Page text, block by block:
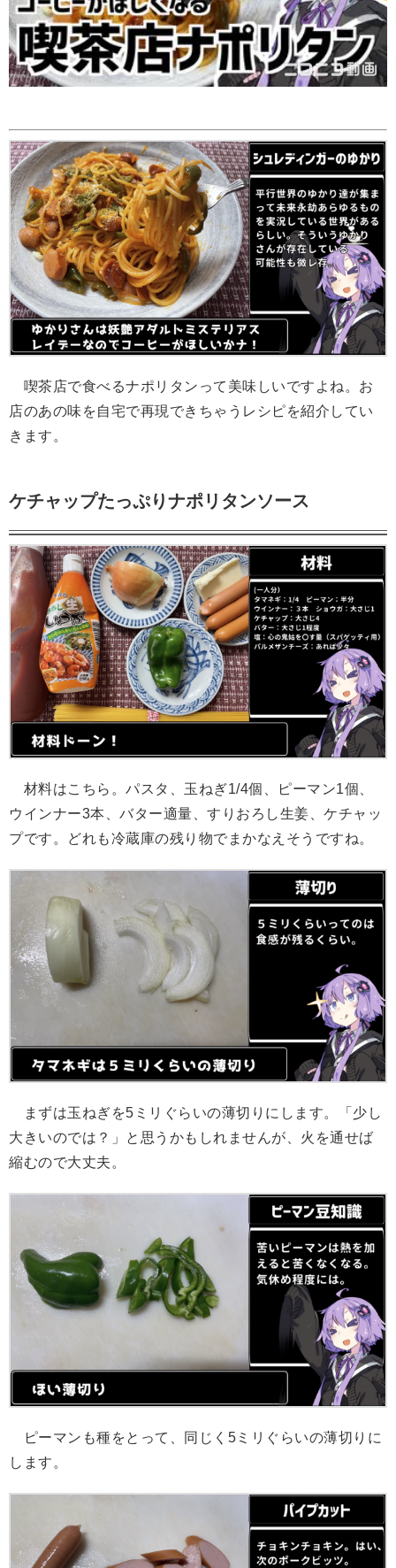
喫茶店で食べるナポリタンって美味しいですよね。お
店のあの味を自宅で再現できちゃうレシピを紹介してい
きます。
ケチャップたっぷりナポリタンソース
材料はこちら。パスタ、玉ねぎ1/4個、ピーマン1個、
ウインナー3本、バター適量、すりおろし生姜、ケチャッ
プです。どれも冷蔵庫の残り物でまかなえそうですね。
まずは玉ねぎを5ミリぐらいの薄切りにします。「少し
大きいのでは？」と思うかもしれませんが、火を通せば
縮むので大丈夫。
ピーマンも種をとって、同じく5ミリぐらいの薄切りに
します。